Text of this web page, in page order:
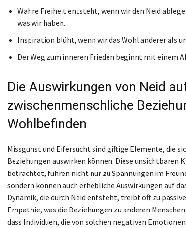
Wahre Freiheit entsteht, wenn wir den Neid
was wir haben.
Inspiration blüht, wenn wir das Wohl anderer als
Der Weg zum inneren Frieden beginnt mit einem
Die Auswirkungen von Neid
zwischenmenschliche
Wohlbefinden
Missgunst und Eifersucht sind giftige Elemente, die
Beziehungen auswirken können. Diese unsichtbaren
betrachtet, führen nicht nur zu Spannungen im
sondern können auch erhebliche Auswirkungen auf
Dynamik, die durch Neid entsteht, treibt oft zu
Empathie, was die Beziehungen zu anderen
dass Individuen, die von solchen negativen